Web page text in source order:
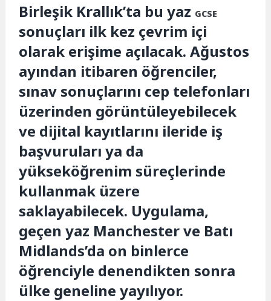
Birleşik Krallık’ta bu yaz GCSE
sonuçları ilk kez çevrim içi
olarak erişime açılacak. Ağustos
ayından itibaren öğrenciler,
sınav sonuçlarını cep telefonları
üzerinden görüntüleyebilecek
ve dijital kayıtlarını ileride iş
başvuruları ya da
yükseköğrenim süreçlerinde
kullanmak üzere
saklayabilecek. Uygulama,
geçen yaz Manchester ve Batı
Midlands’da on binlerce
öğrenciyle denendikten sonra
ülke geneline yayılıyor.